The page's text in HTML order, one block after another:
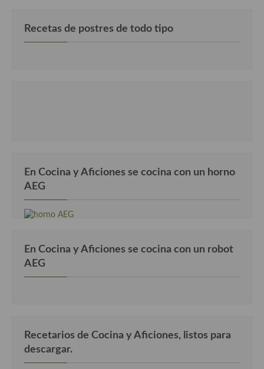
Recetas de postres de todo tipo
En Cocina y Aficiones se cocina con un horno
AEG
En Cocina y Aficiones se cocina con un robot
AEG
Recetarios de Cocina y Aficiones, listos para
descargar.